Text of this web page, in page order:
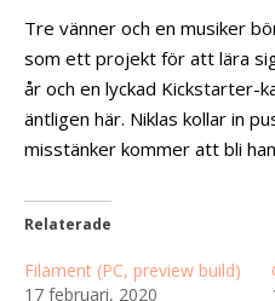
Tre vänner och en musiker
som ett projekt för att lära
år och en lyckad Kickstarter-
äntligen här. Niklas kollar in
misstänker kommer att bli
Relaterade
Filament (PC, preview build)
17 februari, 2020